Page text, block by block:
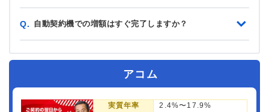
Q. 自動契約機での増額はすぐ完了しますか？
アコム
実質年率 2.4%〜17.9%